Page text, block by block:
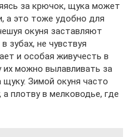
за крючок, щука может
а это тоже удобно для
окуня заставляют
зубах, не чувствуя
и особая живучесть в
их можно вылавливать за
Зимой окуня часто
плотву в мелководье, где